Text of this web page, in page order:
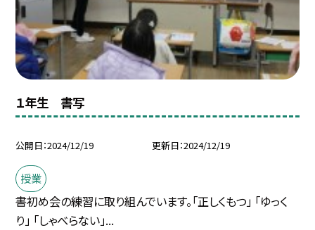
１年生 書写
公開日 2024/12/19 更新日 2024/12/19
授業
書初め会の練習に取り組んでいます。「正しくもつ」 「ゆっく
り」 「しゃべらない」...